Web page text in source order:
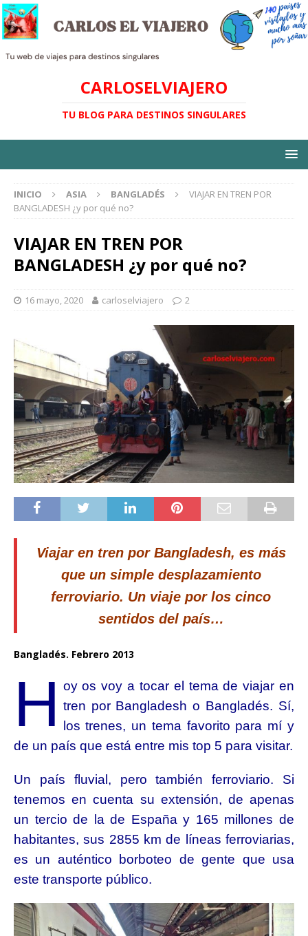
CARLOSELVIAJERO
TU BLOG PARA DESTINOS SINGULARES
INICIO ASIA BANGLADÉS
VIAJAR EN TREN POR
BANGLADESH ¿y por qué no?
VIAJAR EN TREN POR
BANGLADESH ¿y por qué no?
16 mayo, 2020 carloselviajero 2
Viajar en tren por Bangladesh, es más
que un simple desplazamiento
ferroviario. Un viaje por los cinco
sentidos del país…
Bangladés. Febrero 2013
H oy os voy a tocar el tema de viajar en
tren por Bangladesh o Bangladés. Sí,
los trenes, un tema favorito para mí y
de un país que está entre mis top 5 para visitar.
Un país fluvial, pero también ferroviario. Si
tenemos en cuenta su extensión, de apenas
un tercio de la de España y 165 millones de
habitantes, sus 2855 km de líneas ferroviarias,
es un auténtico borboteo de gente que usa
este transporte público.